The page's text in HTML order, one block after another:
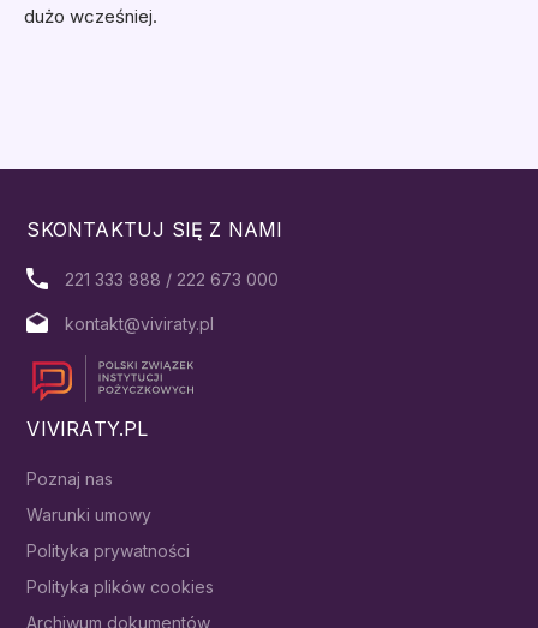
dużo wcześniej.
SKONTAKTUJ SIĘ Z NAMI
221 333 888 / 222 673 000
kontakt@viviraty.pl
VIVIRATY.PL
Poznaj nas
Warunki umowy
Polityka prywatności
Polityka plików cookies
Archiwum dokumentów